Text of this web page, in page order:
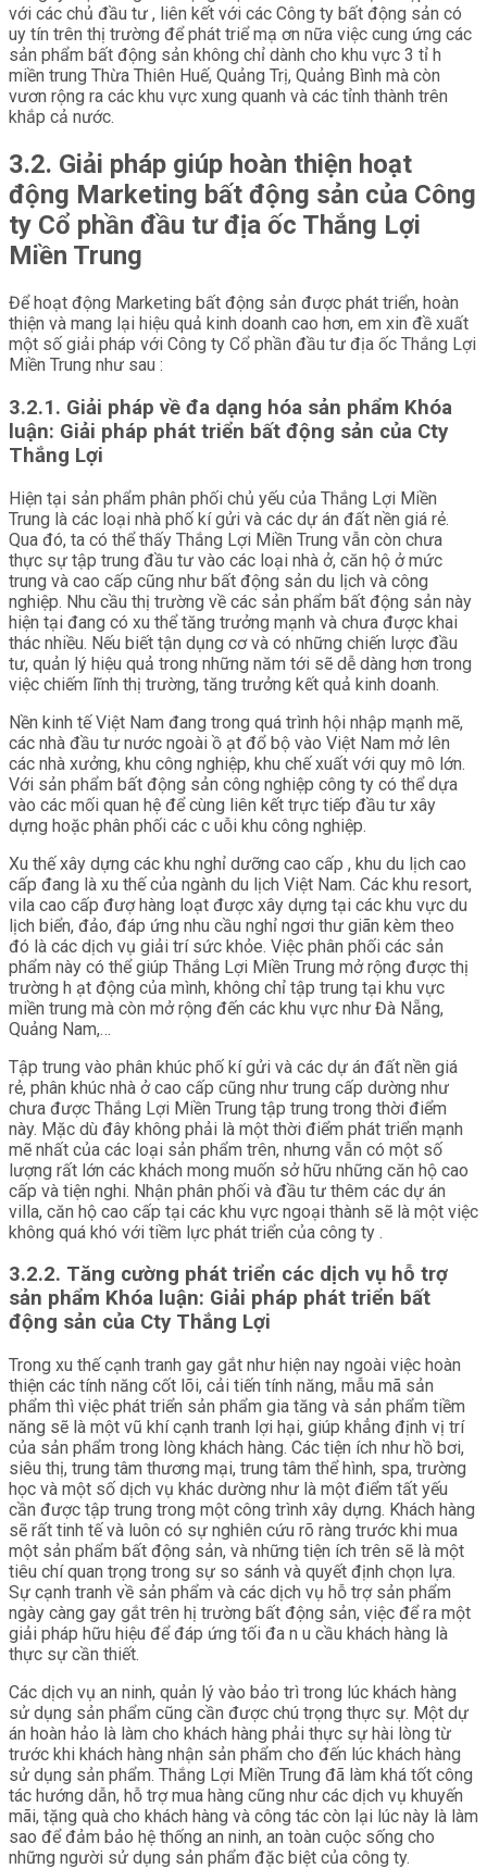
với các chủ đầu tư , liên kết với các Công ty bất động sản có
uy tín trên thị trường để phát triể mạ ơn nữa việc cung ứng các
sản phẩm bất động sản không chỉ dành cho khu vực 3 tỉ h
miền trung Thừa Thiên Huế, Quảng Trị, Quảng Bình mà còn
vươn rộng ra các khu vực xung quanh và các tỉnh thành trên
khắp cả nước.
3.2. Giải pháp giúp hoàn thiện hoạt
động Marketing bất động sản của Công
ty Cổ phần đầu tư địa ốc Thắng Lợi
Miền Trung
Để hoạt động Marketing bất động sản được phát triển, hoàn
thiện và mang lại hiệu quả kinh doanh cao hơn, em xin đề xuất
một số giải pháp với Công ty Cổ phần đầu tư địa ốc Thắng Lợi
Miền Trung như sau :
3.2.1. Giải pháp về đa dạng hóa sản phẩm Khóa
luận: Giải pháp phát triển bất động sản của Cty
Thắng Lợi
Hiện tại sản phẩm phân phối chủ yếu của Thắng Lợi Miền
Trung là các loại nhà phố kí gửi và các dự án đất nền giá rẻ.
Qua đó, ta có thể thấy Thắng Lợi Miền Trung vẫn còn chưa
thực sự tập trung đầu tư vào các loại nhà ở, căn hộ ở mức
trung và cao cấp cũng như bất động sản du lịch và công
nghiệp. Nhu cầu thị trường về các sản phẩm bất động sản này
hiện tại đang có xu thể tăng trưởng mạnh và chưa được khai
thác nhiều. Nếu biết tận dụng cơ và có những chiến lược đầu
tư, quản lý hiệu quả trong những năm tới sẽ dễ dàng hơn trong
việc chiếm lĩnh thị trường, tăng trưởng kết quả kinh doanh.
Nền kinh tế Việt Nam đang trong quá trình hội nhập mạnh mẽ,
các nhà đầu tư nước ngoài ồ ạt đổ bộ vào Việt Nam mở lên
các nhà xưởng, khu công nghiệp, khu chế xuất với quy mô lớn.
Với sản phẩm bất động sản công nghiệp công ty có thể dựa
vào các mối quan hệ để cùng liên kết trực tiếp đầu tư xây
dựng hoặc phân phối các c uỗi khu công nghiệp.
Xu thế xây dựng các khu nghỉ dưỡng cao cấp , khu du lịch cao
cấp đang là xu thế của ngành du lịch Việt Nam. Các khu resort,
vila cao cấp đượ hàng loạt được xây dựng tại các khu vực du
lịch biển, đảo, đáp ứng nhu cầu nghỉ ngơi thư giãn kèm theo
đó là các dịch vụ giải trí sức khỏe. Việc phân phối các sản
phẩm này có thể giúp Thắng Lợi Miền Trung mở rộng được thị
trường h ạt động của mình, không chỉ tập trung tại khu vực
miền trung mà còn mở rộng đến các khu vực như Đà Nẵng,
Quảng Nam,…
Tập trung vào phân khúc phố kí gửi và các dự án đất nền giá
rẻ, phân khúc nhà ở cao cấp cũng như trung cấp dường như
chưa được Thắng Lợi Miền Trung tập trung trong thời điểm
này. Mặc dù đây không phải là một thời điểm phát triển mạnh
mẽ nhất của các loại sản phẩm trên, nhưng vẫn có một số
lượng rất lớn các khách mong muốn sở hữu những căn hộ cao
cấp và tiện nghi. Nhận phân phối và đầu tư thêm các dự án
villa, căn hộ cao cấp tại các khu vực ngoại thành sẽ là một việc
không quá khó với tiềm lực phát triển của công ty .
3.2.2. Tăng cường phát triển các dịch vụ hỗ trợ
sản phẩm Khóa luận: Giải pháp phát triển bất
động sản của Cty Thắng Lợi
Trong xu thế cạnh tranh gay gắt như hiện nay ngoài việc hoàn
thiện các tính năng cốt lõi, cải tiến tính năng, mẫu mã sản
phẩm thì việc phát triển sản phẩm gia tăng và sản phẩm tiềm
năng sẽ là một vũ khí cạnh tranh lợi hại, giúp khẳng định vị trí
của sản phẩm trong lòng khách hàng. Các tiện ích như hồ bơi,
siêu thị, trung tâm thương mại, trung tâm thể hình, spa, trường
học và một số dịch vụ khác dường như là một điểm tất yếu
cần được tập trung trong một công trình xây dựng. Khách hàng
sẽ rất tinh tế và luôn có sự nghiên cứu rõ ràng trước khi mua
một sản phẩm bất động sản, và những tiện ích trên sẽ là một
tiêu chí quan trọng trong sự so sánh và quyết định chọn lựa.
Sự cạnh tranh về sản phẩm và các dịch vụ hỗ trợ sản phẩm
ngày càng gay gắt trên hị trường bất động sản, việc để ra một
giải pháp hữu hiệu để đáp ứng tối đa n u cầu khách hàng là
thực sự cần thiết.
Các dịch vụ an ninh, quản lý vào bảo trì trong lúc khách hàng
sử dụng sản phẩm cũng cần được chú trọng thực sự. Một dự
án hoàn hảo là làm cho khách hàng phải thực sự hài lòng từ
trước khi khách hàng nhận sản phẩm cho đến lúc khách hàng
sử dụng sản phẩm. Thắng Lợi Miền Trung đã làm khá tốt công
tác hướng dẫn, hỗ trợ mua hàng cũng như các dịch vụ khuyến
mãi, tặng quà cho khách hàng và công tác còn lại lúc này là làm
sao để đảm bảo hệ thống an ninh, an toàn cuộc sống cho
những người sử dụng sản phẩm đặc biệt của công ty.